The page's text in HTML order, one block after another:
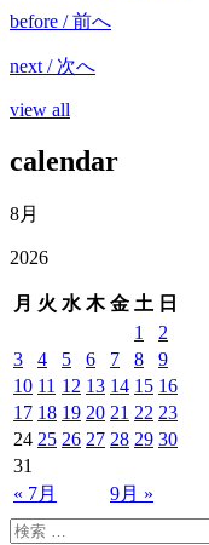
before / 前へ
next / 次へ
view all
calendar
8月
2026
月 火 水 木 金 土 日
« 7月 9月 »
1
2
3
4 5 6 7 8
9
10 11 12 13 14 15 16
17 18 19 20 21 22 23
24 25 26 27 28 29 30
31